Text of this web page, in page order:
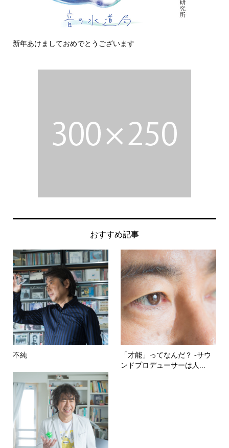
新年あけましておめでとうございます
おすすめ記事
不純
「才能」ってなんだ？ -サウ
ンドプロデューサーは人...